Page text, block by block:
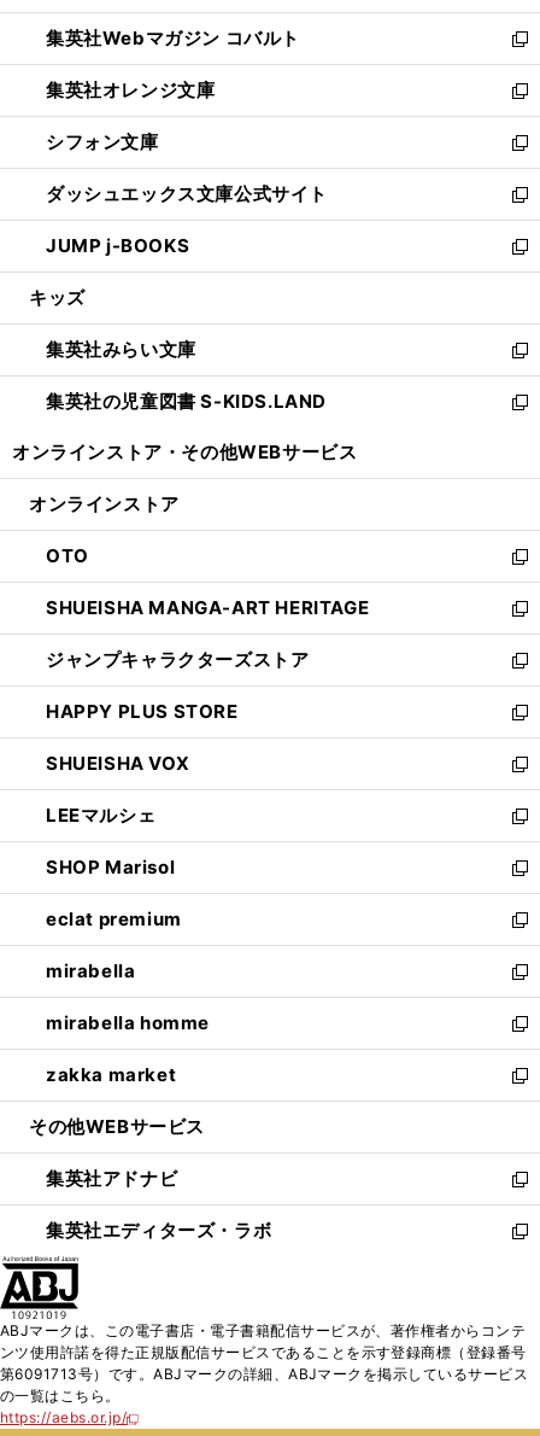
開
く
ウ
で
開
く
ン
ド
ウ
で
開
く
ウ
ィ
ン
ド
ウ
で
開
く
集英社Webマガジン コバルト
新
し
い
ウ
ィ
ン
ド
ウ
で
開
集英社オレンジ文庫
新
し
い
ウ
ィ
ン
ド
ウ
開
く
シフォン文庫
新
し
い
ウ
ィ
ン
ウ
で
開
く
ダッシュエックス文庫公式サイト
新
し
い
ウ
ン
ド
ウ
で
JUMP j-BOOKS
新
し
ウ
ィ
ン
ド
開
キッズ
集英社みらい文庫
新
し
い
ン
ウ
で
開
く
集英社の児童図書 S-KIDS.LAND
新
ウ
ン
ド
ウ
で
開
く
オンラインストア・ その他WEBサービス
オンラインストア
OTO
新
し
い
ウ
ィ
ン
ド
ウ
で
開
く
SHUEISHA MANGA-ART HERITAGE
新
し
い
ウ
ィ
ン
ド
ウ
で
開
く
ジャンプキャラクターズストア
新
し
い
ウ
ィ
ン
ド
ウ
で
開
く
HAPPY PLUS STORE
新
し
い
ウ
ィ
ン
ド
ウ
で
開
く
SHUEISHA VOX
新
し
い
ウ
ィ
ン
ド
ウ
で
開
く
LEEマルシェ
新
し
い
ウ
ィ
ン
ド
ウ
で
開
く
SHOP Marisol
新
し
い
ウ
ィ
ン
ド
ウ
で
開
eclat premium
新
し
い
ウ
ィ
ン
ド
ウ
開
く
mirabella
新
し
い
ウ
ィ
ン
ウ
で
開
く
mirabella homme
新
し
い
ウ
ン
ド
ウ
で
zakka market
新
し
ウ
ィ
ン
ド
く
その他WEBサービス
集英社アドナビ
新
し
い
ド
ウ
で
集英社エディターズ・ラボ
新
ィ
ン
ABJマークは、この電子書店・電子書籍配信サービスが、著作権者からコンテ
ンツ使用許諾を得た正規版配信サービスであることを示す登録商標（登録番号
第6091713号）です。ABJマークの詳細、ABJマークを掲示しているサービス
の一覧はこちら。
https://aebs.or.jp/
新